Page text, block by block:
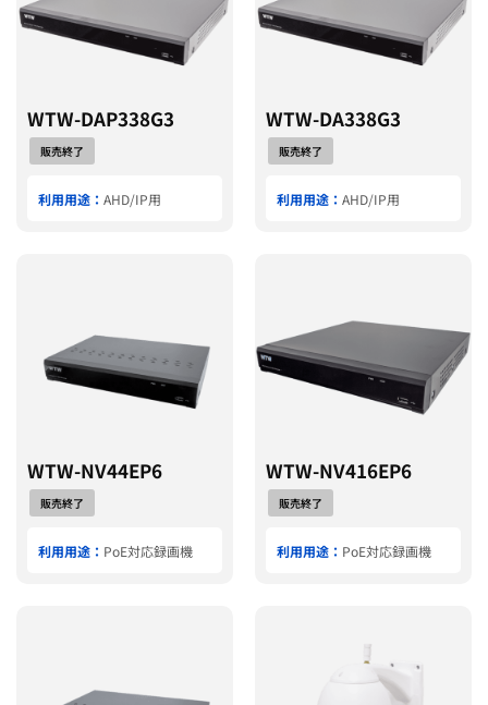
WTW-DAP338G3
販売終了
利用用途： AHD/IP用
WTW-DA338G3
販売終了
利用用途： AHD/IP用
WTW-NV44EP6
販売終了
利用用途： PoE対応録画機
WTW-NV416EP6
販売終了
利用用途： PoE対応録画機